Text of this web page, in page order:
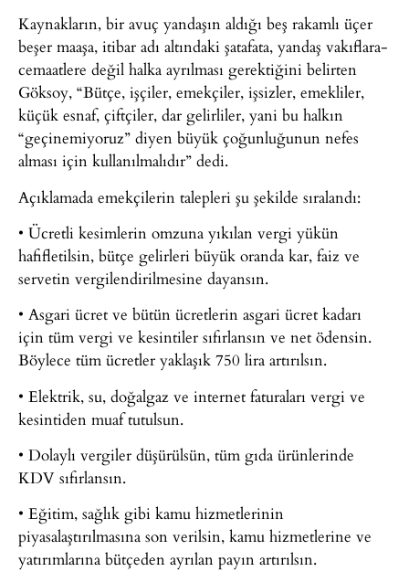
Kaynakların, bir avuç yandaşın aldığı beş rakamlı üçer
beşer maaşa, itibar adı altındaki şatafata, yandaş vakıflara-
cemaatlere değil halka ayrılması gerektiğini belirten
Göksoy, “Bütçe, işçiler, emekçiler, işsizler, emekliler,
küçük esnaf, çiftçiler, dar gelirliler, yani bu halkın
“geçinemiyoruz” diyen büyük çoğunluğunun nefes
alması için kullanılmalıdır” dedi.
Açıklamada emekçilerin talepleri şu şekilde sıralandı:
• Ücretli kesimlerin omzuna yıkılan vergi yükün
hafifletilsin, bütçe gelirleri büyük oranda kar, faiz ve
servetin vergilendirilmesine dayansın.
• Asgari ücret ve bütün ücretlerin asgari ücret kadarı
için tüm vergi ve kesintiler sıfırlansın ve net ödensin.
Böylece tüm ücretler yaklaşık 750 lira artırılsın.
• Elektrik, su, doğalgaz ve internet faturaları vergi ve
kesintiden muaf tutulsun.
• Dolaylı vergiler düşürülsün, tüm gıda ürünlerinde
KDV sıfırlansın.
• Eğitim, sağlık gibi kamu hizmetlerinin
piyasalaştırılmasına son verilsin, kamu hizmetlerine ve
yatırımlarına bütçeden ayrılan payın artırılsın.